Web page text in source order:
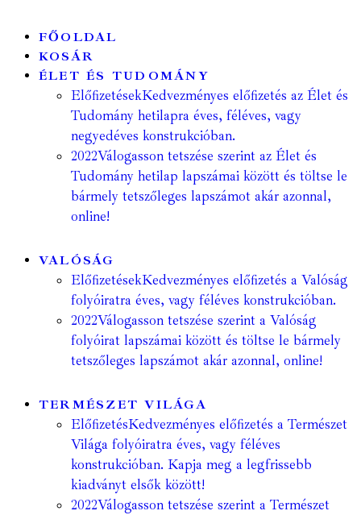
FŐOLDAL
KOSÁR
ÉLET ÉS TUDOMÁNY
ElőfizetésekKedvezményes előfizetés az Élet és
Tudomány hetilapra éves, féléves, vagy
negyedéves konstrukcióban.
2022Válogasson tetszése szerint az Élet és
Tudomány hetilap lapszámai között és töltse le
bármely tetszőleges lapszámot akár azonnal,
online!
VALÓSÁG
ElőfizetésekKedvezményes előfizetés a Valóság
folyóiratra éves, vagy féléves konstrukcióban.
2022Válogasson tetszése szerint a Valóság
folyóirat lapszámai között és töltse le bármely
tetszőleges lapszámot akár azonnal, online!
TERMÉSZET VILÁGA
ElőfizetésKedvezményes előfizetés a Természet
Világa folyóiratra éves, vagy féléves
konstrukcióban. Kapja meg a legfrissebb
kiadványt elsők között!
2022Válogasson tetszése szerint a Természet